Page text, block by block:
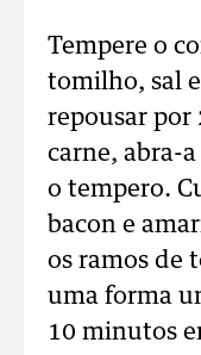
Tempere o
tomilho, sal
repousar por
carne, abra-
o tempero.
bacon e
os ramos de
uma forma
10 minutos